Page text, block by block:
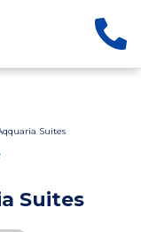
Suites
Suites